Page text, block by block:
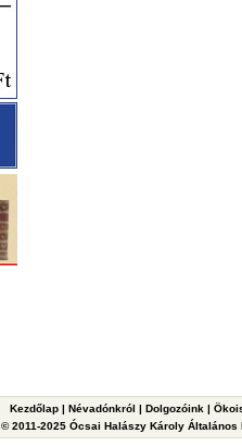
Kezdőlap | Névadónkról | Dolgozóink |
© 2011-2025 Ócsai Halászy Károly